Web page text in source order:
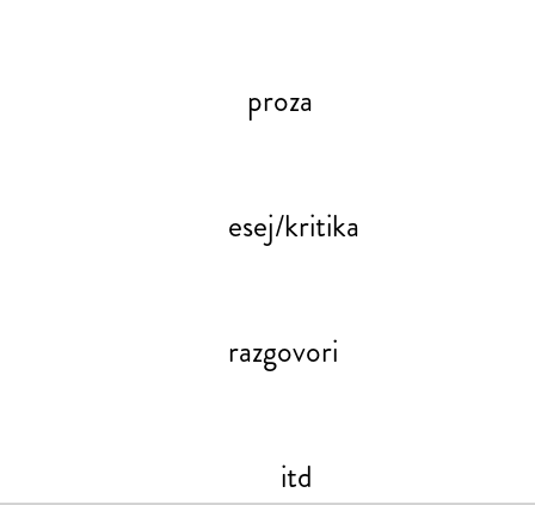
proza
esej/kritika
razgovori
itd